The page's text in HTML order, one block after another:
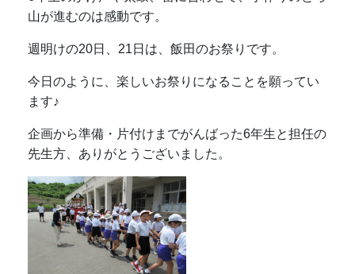
山が進むのは感動です。
週明けの20日、21日は、飯田のお祭りです。
今日のように、楽しいお祭りになることを願ってい
ます♪
企画から準備・片付けまでがんばった6年生と担任の
先生方、ありがとうございました。